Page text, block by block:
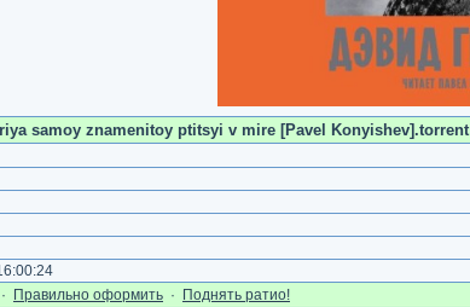
samoy znamenitoy ptitsyi v mire [Pavel Konyishev].torrent
· Правильно оформить · Поднять ратио!